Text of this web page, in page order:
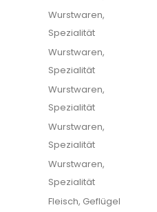
Wurstwaren,
Spezialität
Wurstwaren,
Spezialität
Wurstwaren,
Spezialität
Wurstwaren,
Spezialität
Wurstwaren,
Spezialität
Fleisch, Geflügel